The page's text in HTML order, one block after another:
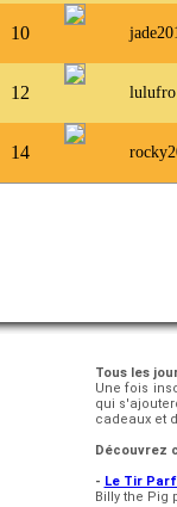
10
12 lulufro
14
Tous les
Une fois
qui
cadeaux et
Découvrez
- Le Tir
Billy the Pig